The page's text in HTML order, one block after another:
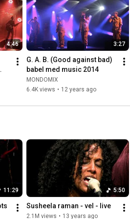
4:46 3:27
G. A. B. (Good against bad)
babel med music 2014
MONDOMIX
6.4K views • 12 years ago
11:29 5:50
Susheela raman - vel - live
2.1M views • 13 years ago